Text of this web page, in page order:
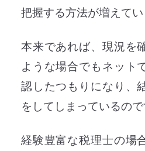
把握する方法が増えてい
本来であれば、現況を
ような場合でもネット
認したつもりになり、
をしてしまっているので
経験豊富な税理士の場